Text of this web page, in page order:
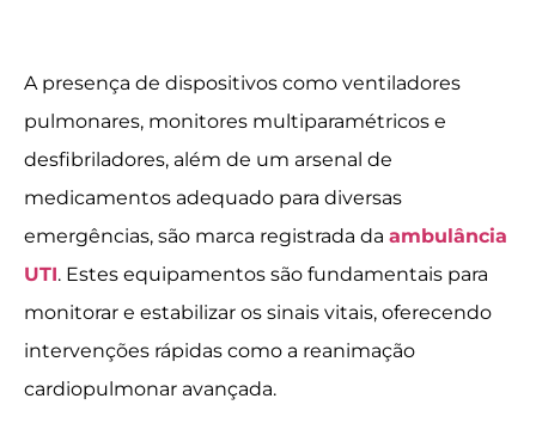
A presença de dispositivos como ventiladores
pulmonares, monitores multiparamétricos e
desfibriladores, além de um arsenal de
medicamentos adequado para diversas
emergências, são marca registrada da ambulância
UTI. Estes equipamentos são fundamentais para
monitorar e estabilizar os sinais vitais, oferecendo
intervenções rápidas como a reanimação
cardiopulmonar avançada.